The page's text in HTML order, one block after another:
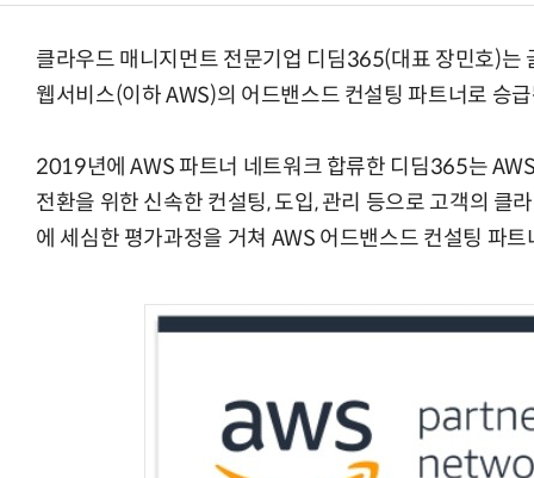
클라우드 매니지먼트 전문기업 디딤365(대표 장민호)는
웹서비스(이하 AWS)의 어드밴스드 컨설팅 파트너로 승
2019년에 AWS 파트너 네트워크 합류한 디딤365는
전환을 위한 신속한 컨설팅, 도입, 관리 등으로 고객의 클
에 세심한 평가과정을 거쳐 AWS 어드밴스드 컨설팅 파